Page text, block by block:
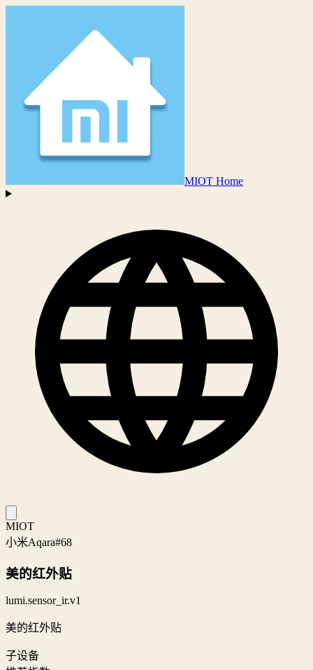
MIOT Home
MIOT
小米Aqara#68
美的红外贴
lumi.sensor_ir.v1
美的红外贴
子设备